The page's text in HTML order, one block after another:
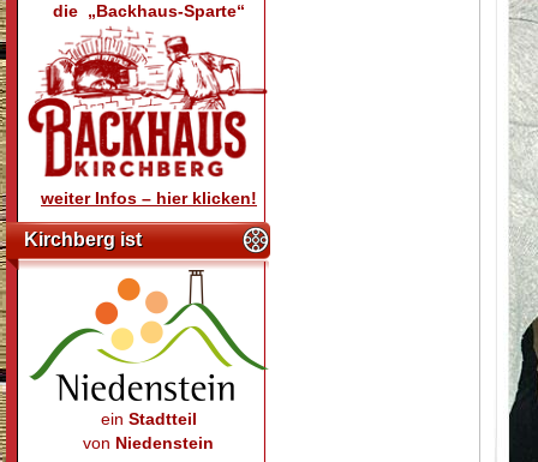
die „Backhaus-Sparte“
weiter Infos – hier klicken!
Kirchberg ist
ein Stadtteil
von Niedenstein